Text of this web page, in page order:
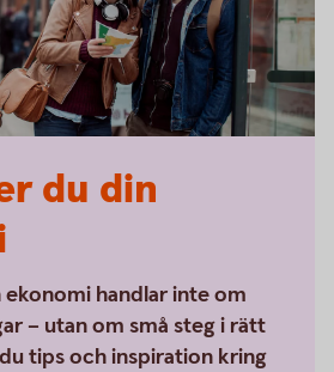
du din
ekonomi handlar inte om
– utan om små steg i rätt
tips och inspiration kring